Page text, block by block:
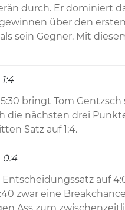
durch. Er dominiert
über den
sein Gegner. Mit
bringt Tom Gentzsch
die nächsten drei
Satz auf 1:4.
0:4
auf
zwar eine